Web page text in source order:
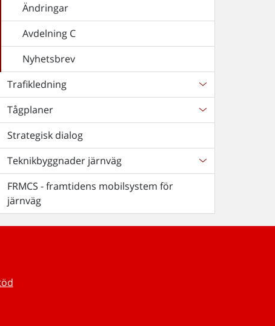
Ändringar
Avdelning C
Nyhetsbrev
Trafikledning
Tågplaner
Strategisk dialog
Teknikbyggnader järnväg
FRMCS - framtidens mobilsystem för
järnväg